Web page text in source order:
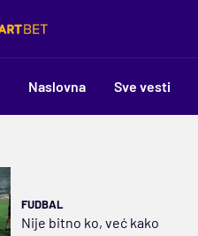
Naslovna Sve vesti
FUDBAL
Nije bitno ko, već kako